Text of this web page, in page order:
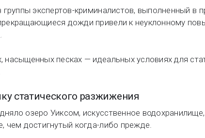
экспертов-криминалистов, выполненный в
дожди привели к неуклонному
песках — идеальных условиях для
статического разжижения
озеро Уиксом, искусственное
достигнутый когда-либо прежде.